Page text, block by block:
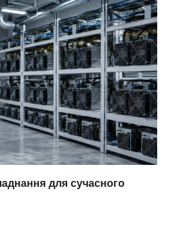
для сучасного